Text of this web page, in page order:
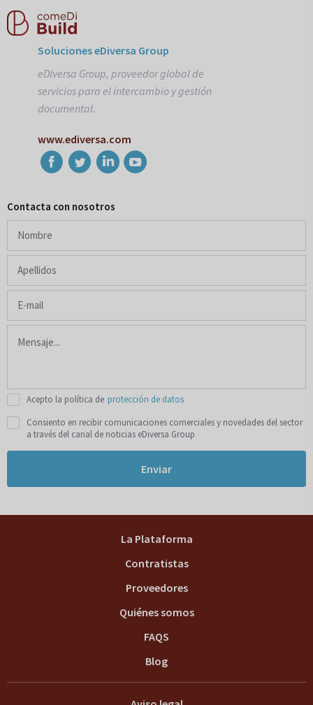
Soluciones eDiversa Group
eDiversa Group, proveedor global de
servicios para el intercambio y gestión
documental.
www.ediversa.com
Contacta con nosotros
Acepto la política de protección de datos
Consiento en recibir comunicaciones comerciales y novedades del sector
a través del canal de noticias eDiversa Group
Enviar
La Plataforma
Contratistas
Proveedores
Quiénes somos
FAQS
Blog